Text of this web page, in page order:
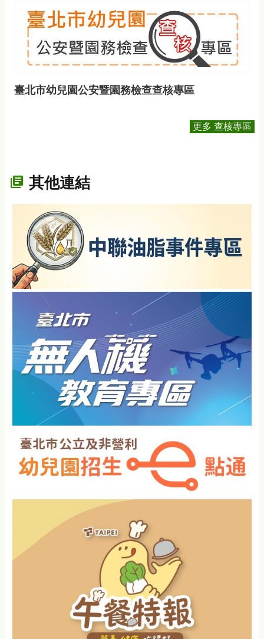
臺北市幼兒園公安暨園務檢查查核專區
更多 查核專區
其他連結